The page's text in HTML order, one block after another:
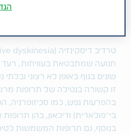
המכונה 'טרדיב דיסקינזיה'
טרדיב דיסקינזיה (dyskinesia)
תנועה שמתבטאת בעוויתות, רעד
שונים בגוף באופן לא רצוני
זו קשורה בנטילה של תרופות
בהפרעות נפש, כמו סכיזופרניה,
בי־פולארית) ודיכאון, בהן תרופות
בנוסף, גם תרופות המשמשות